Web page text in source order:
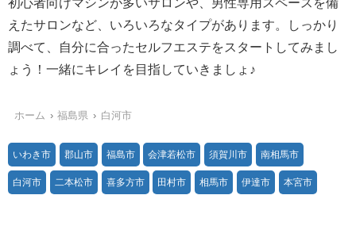
えたサロンなど、いろいろなタイプがあります。しっかり
調べて、自分に合ったセルフエステをスタートしてみまし
ょう！一緒にキレイを目指していきましょ♪
ホーム 福島県 白河市
いわき市 郡山市 福島市 会津若松市 須賀川市 南相馬市
白河市 二本松市 喜多方市 田村市 相馬市 伊達市 本宮市